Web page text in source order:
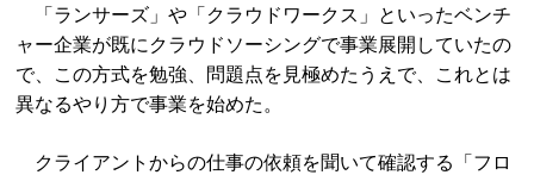
「ランサーズ」や「クラウドワークス」といったベンチ
ャー企業が既にクラウドソーシングで事業展開していたの
で、この方式を勉強、問題点を見極めたうえで、これとは
異なるやり方で事業を始めた。
クライアントからの仕事の依頼を聞いて確認する「フロ